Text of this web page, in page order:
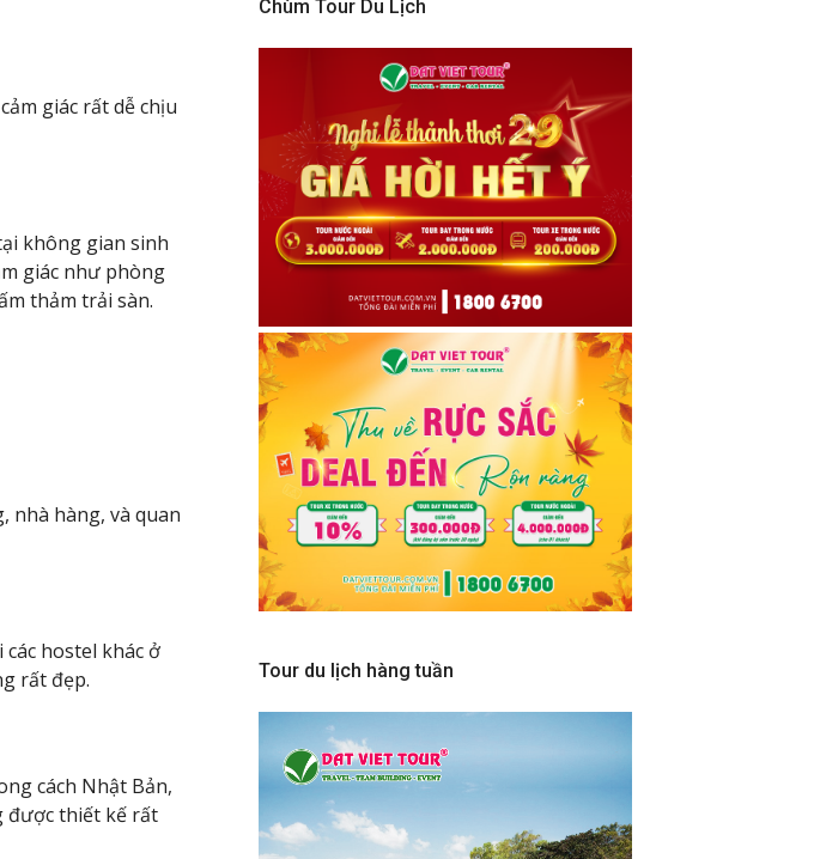
giác rất dễ chịu
không gian sinh
giác như phòng
thảm trải sàn.
nhà hàng, và quan
hostel khác ở
rất đẹp.
cách Nhật Bản,
được thiết kế rất
Chùm Tour Du Lịch
Tour du lịch hàng tuần